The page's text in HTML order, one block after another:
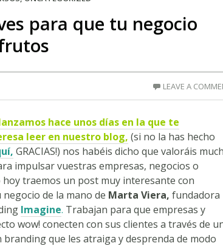
para que tu negocio
LEAVE A
hace unos días en la que te
leer en nuestro blog, (si no la has hecho
GRACIAS!) nos habéis dicho que valoráis
impulsar vuestras empresas, negocios o
hoy traemos un post muy interesante con
de la mano de Marta Viera, fundadora
Imagine. Trabajan para que empresas y
wow! conecten con sus clientes a través de
que les atraiga y desprenda de modo